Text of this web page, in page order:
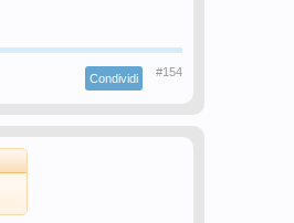
Condividi #154